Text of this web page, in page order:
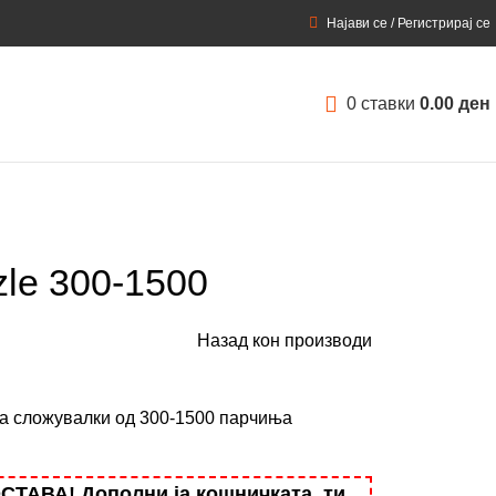
Најави се / Регистрирај се
0 ставки 0.00 ден
300-1500
Назад кон производи
сложувалки од 300-1500 парчиња